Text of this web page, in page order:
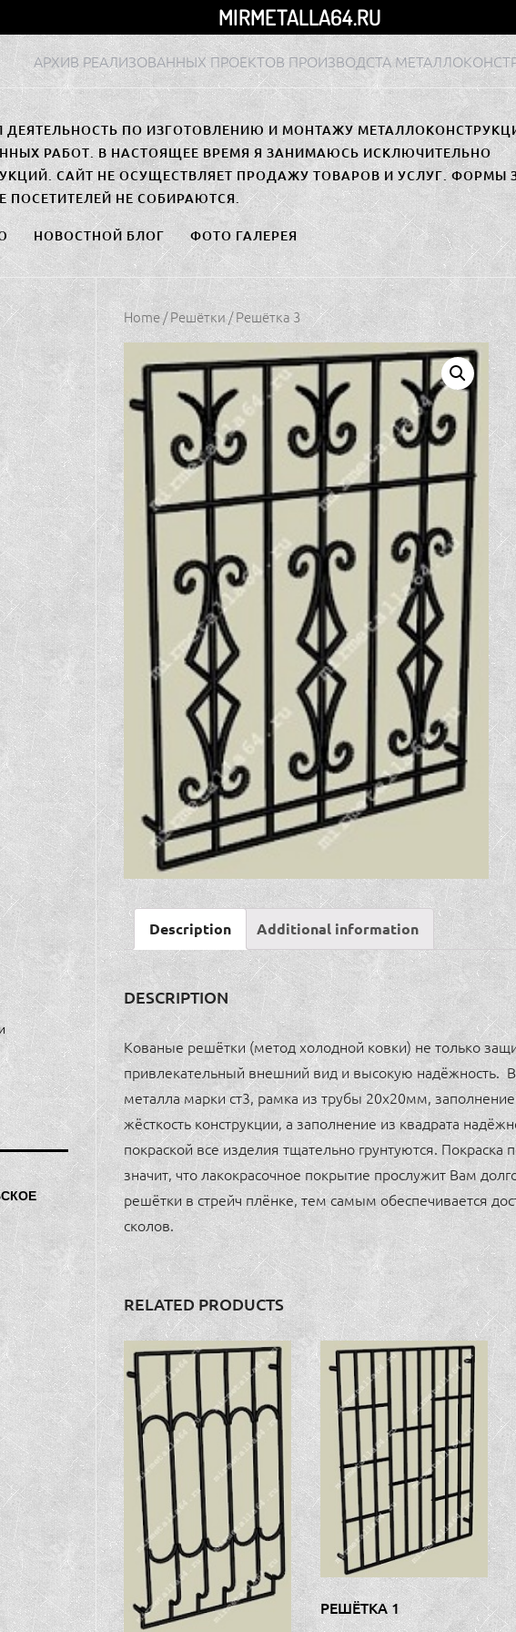
MIRMETALLA64.RU
АРХИВ РЕАЛИЗОВАННЫХ ПРОЕКТОВ ПРОИЗВОДСТА
ПО ИЗГОТОВЛЕНИЮ И МОНТАЖУ
РАБОТ. В НАСТОЯЩЕЕ ВРЕМЯ Я ЗАНИМАЮСЬ ИСКЛЮЧИТЕЛЬНО
САЙТ НЕ ОСУЩЕСТВЛЯЕТ ПРОДАЖУ ТОВАРОВ И УСЛУГ. ФОРМЫ
НЕ СОБИРАЮТСЯ.
НОВОСТНОЙ БЛОГ ФОТО ГАЛЕРЕЯ
Home/Решётки/ Решётка 3
Description Additional information
DESCRIPTION
Кованые решётки (метод холодной ковки) не только
привлекательный внешний вид и высокую надёжность.
металла марки ст3, рамка из трубы 20х20мм,
жёсткость конструкции, а заполнение из квадрата
покраской все изделия тщательно грунтуются. Покраска
значит, что лакокрасочное покрытие прослужит Вам
решётки в стрейч плёнке, тем самым обеспечивается
сколов.
RELATED PRODUCTS
РЕШЁТКА 1